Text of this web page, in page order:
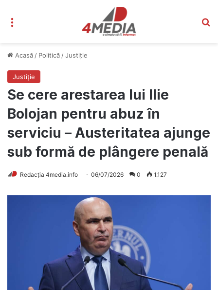
Acasă / Politică /Justiție
Justiție
Se cere arestarea lui Ilie
Bolojan pentru abuz în
serviciu – Austeritatea ajunge
sub formă de plângere penală
Redacția 4media.info 06/07/2026 0 1.127